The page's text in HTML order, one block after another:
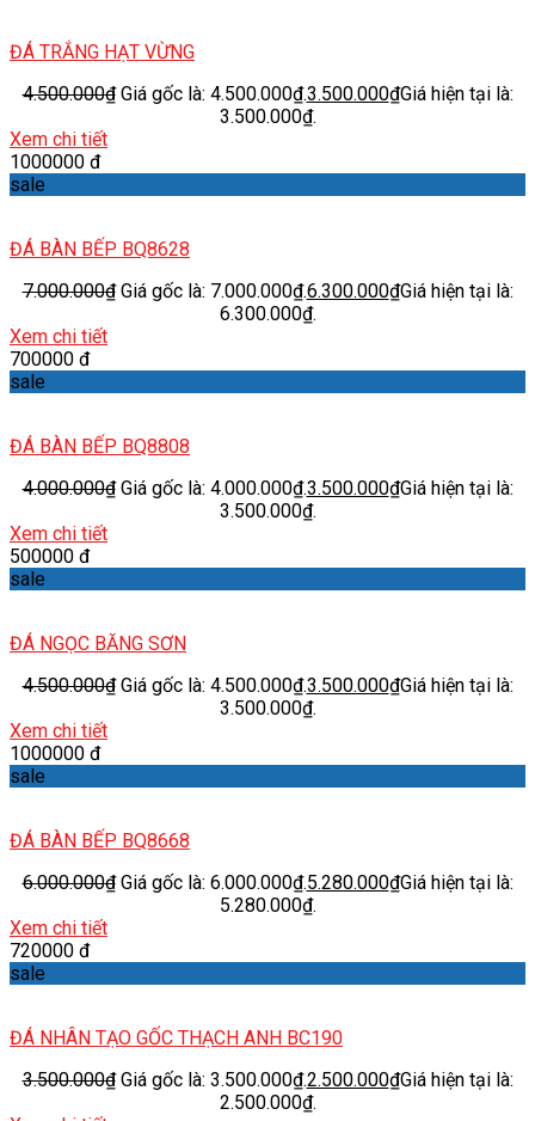
ĐÁ TRẮNG HẠT VỪNG
4.500.000₫ Giá gốc là: 4.500.000₫.3.500.000₫Giá hiện tại là:
3.500.000₫.
Xem chi tiết
1000000 đ
sale
ĐÁ BÀN BẾP BQ8628
7.000.000₫ Giá gốc là: 7.000.000₫.6.300.000₫Giá hiện tại là:
6.300.000₫.
Xem chi tiết
700000 đ
sale
ĐÁ BÀN BẾP BQ8808
4.000.000₫ Giá gốc là: 4.000.000₫.3.500.000₫Giá hiện tại là:
3.500.000₫.
Xem chi tiết
500000 đ
sale
ĐÁ NGỌC BĂNG SƠN
4.500.000₫ Giá gốc là: 4.500.000₫.3.500.000₫Giá hiện tại là:
3.500.000₫.
Xem chi tiết
1000000 đ
sale
ĐÁ BÀN BẾP BQ8668
6.000.000₫ Giá gốc là: 6.000.000₫.5.280.000₫Giá hiện tại là:
5.280.000₫.
Xem chi tiết
720000 đ
sale
ĐÁ NHÂN TẠO GỐC THẠCH ANH BC190
3.500.000₫ Giá gốc là: 3.500.000₫.2.500.000₫Giá hiện tại là:
2.500.000₫.